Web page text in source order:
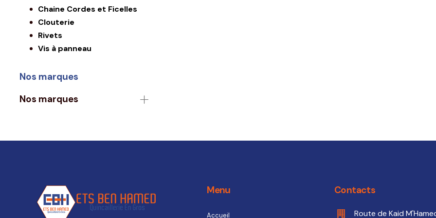
Chaine Cordes et Ficelles
Clouterie
Rivets
Vis à panneau
Nos marques
Nos marques
Menu
Accueil
Contacts
Route de Kaid